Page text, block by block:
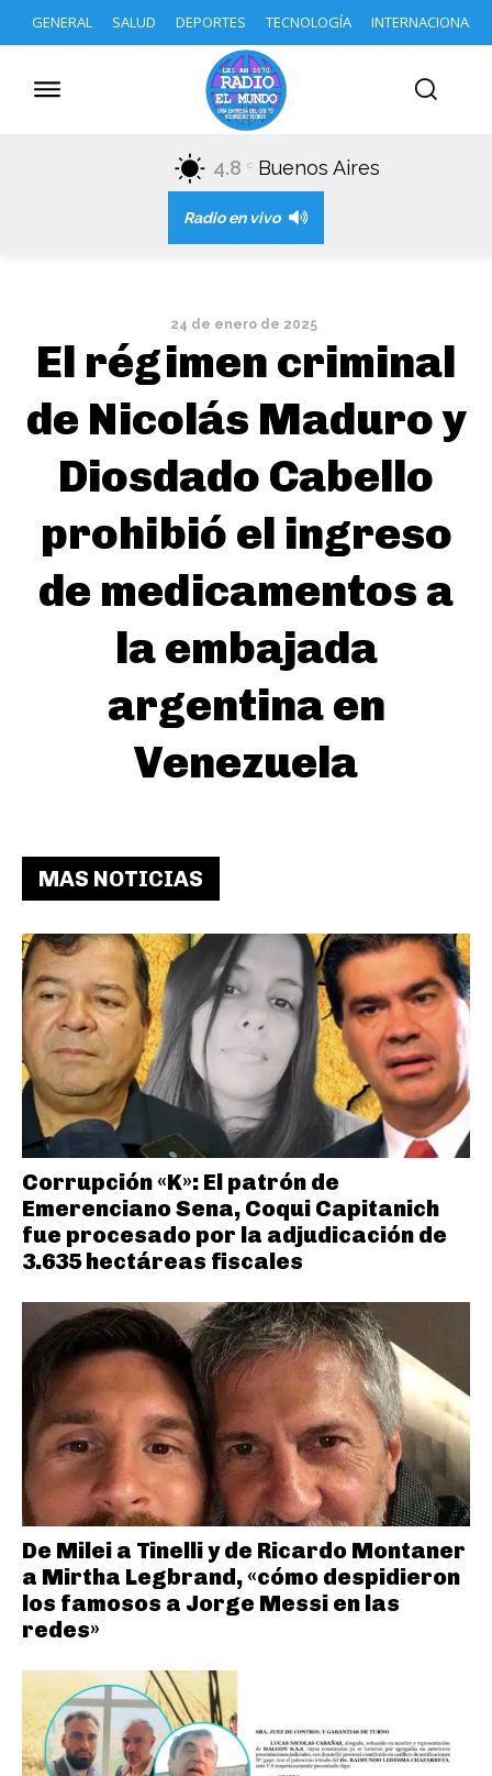
GENERAL SALUD DEPORTES TECNOLOGÍA INTERNACIONAL
4.8 C Buenos Aires
Radio en vivo
24 de enero de 2025
El régimen criminal
de Nicolás Maduro y
Diosdado Cabello
prohibió el ingreso
de medicamentos a
la embajada
argentina en
Venezuela
MAS NOTICIAS
Corrupción «K»: El patrón de
Emerenciano Sena, Coqui Capitanich
fue procesado por la adjudicación de
3.635 hectáreas fiscales
De Milei a Tinelli y de Ricardo Montaner
a Mirtha Legbrand, «cómo despidieron
los famosos a Jorge Messi en las
redes»